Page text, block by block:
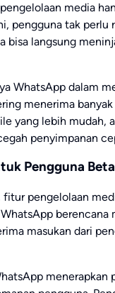
media
pengguna tak
bisa langsung
WhatsApp dalam
menerima
yang lebih mudah,
penyimpanan
Pengguna Beta
fitur pengelolaan
masukan dari
menerapkan